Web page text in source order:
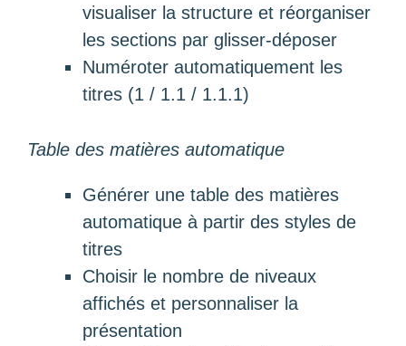
visualiser la structure et réorganiser
les sections par glisser-déposer
Numéroter automatiquement les
titres (1 / 1.1 / 1.1.1)
Table des matières automatique
Générer une table des matières
automatique à partir des styles de
titres
Choisir le nombre de niveaux
affichés et personnaliser la
présentation